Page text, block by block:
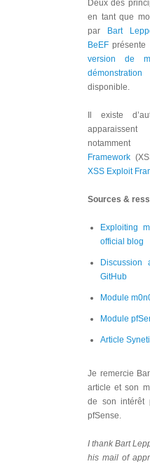
Deux des
en tant que
par
Bart
BeEF présente
version de
démonstration
disponible.
Il existe
Framework
XSS Exploit
Sources &
Exploiting
official blog
Discussion
GitHub
Module
Module
Article
Je remercie
article et son
de son intérêt
pfSense.
I thank Bart
his mail of